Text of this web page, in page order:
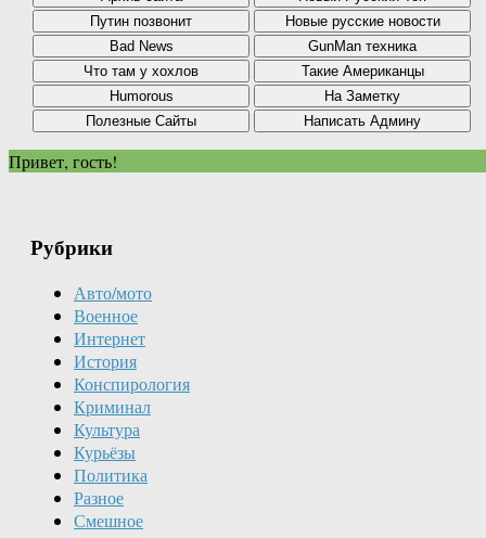
Привет, гость!
Рубрики
Авто/мото
Военное
Интернет
История
Конспирология
Криминал
Культура
Курьёзы
Политика
Разное
Смешное